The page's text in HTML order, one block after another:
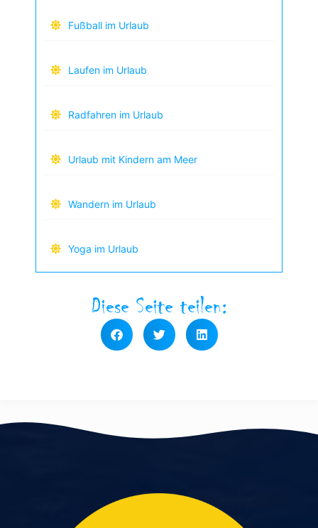
Fußball im Urlaub
Laufen im Urlaub
Radfahren im Urlaub
Urlaub mit Kindern am Meer
Wandern im Urlaub
Yoga im Urlaub
Diese Seite teilen: